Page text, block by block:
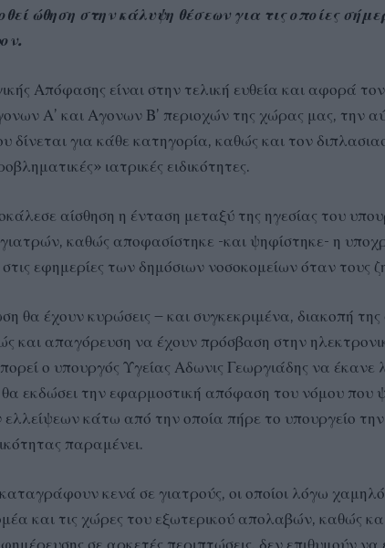
ώθηση στην κάλυψη θέσεων για τις οποίες
Απόφασης είναι στην τελική ευθεία και αφορά τον
Α’ και Αγονων Β’ περιοχών της χώρας μας, την
δίνεται για κάθε κατηγορία, καθώς και τον
ιατρικές ειδικότητες.
αίσθηση η ένταση μεταξύ της ηγεσίας του
καθώς αποφασίστηκε -και ψηφίστηκε- η
εφημερίες των δημόσιων νοσοκομείων όταν τους
θα έχουν κυρώσεις – και συγκεκριμένα, διακοπή
και απαγόρευση να έχουν πρόσβαση στην
ο υπουργός Υγείας Αδωνις Γεωργιάδης να έκανε
εκδώσει την εφαρμοστική απόφαση του νόμου που
κάτω από την οποία πήρε το υπουργείο την
παραμένει.
κενά σε γιατρούς, οι οποίοι λόγω
και τις χώρες του εξωτερικού απολαβών, καθώς